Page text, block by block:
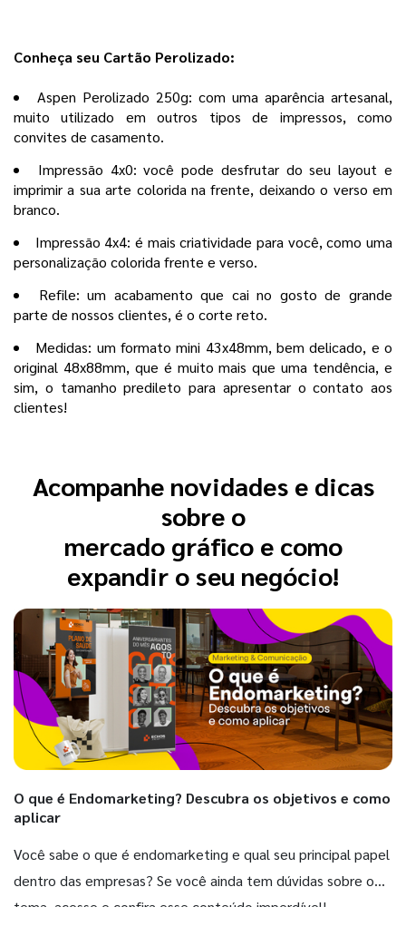
Conheça seu Cartão Perolizado:
Aspen Perolizado 250g: com uma aparência artesanal,
muito utilizado em outros tipos de impressos, como
convites de casamento.
Impressão 4x0: você pode desfrutar do seu layout e
imprimir a sua arte colorida na frente, deixando o verso em
branco.
Impressão 4x4: é mais criatividade para você, como uma
personalização colorida frente e verso.
Refile: um acabamento que cai no gosto de grande
parte de nossos clientes, é o corte reto.
Medidas: um formato mini 43x48mm, bem delicado, e o
original 48x88mm, que é muito mais que uma tendência, e
sim, o tamanho predileto para apresentar o contato aos
clientes!
Acompanhe novidades e dicas
sobre o
mercado gráfico e como
expandir o seu negócio!
O que é Endomarketing? Descubra os objetivos e como
aplicar
Você sabe o que é endomarketing e qual seu principal papel
dentro das empresas? Se você ainda tem dúvidas sobre o
tema, acesse e confira esse conteúdo imperdível!